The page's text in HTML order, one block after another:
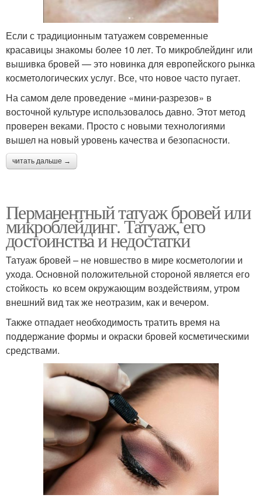
Если с традиционным татуажем современные
красавицы знакомы более 10 лет. То микроблейдинг или
вышивка бровей — это новинка для европейского рынка
косметологических услуг. Все, что новое часто пугает.
На самом деле проведение «мини-разрезов» в
восточной культуре использовалось давно. Этот метод
проверен веками. Просто с новыми технологиями
вышел на новый уровень качества и безопасности.
читать дальше →
Перманентный татуаж бровей или
микроблейдинг. Татуаж, его
достоинства и недостатки
Татуаж бровей – не новшество в мире косметологии и
ухода. Основной положительной стороной является его
стойкость ко всем окружающим воздействиям, утром
внешний вид так же неотразим, как и вечером.
Также отпадает необходимость тратить время на
поддержание формы и окраски бровей косметическими
средствами.